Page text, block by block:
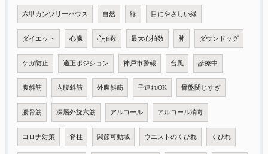
六甲カンツリーハウス 自然 緑 目にやさしい緑
ダイエット 心臓 心拍数 最大心拍数 肺 ダウンドッグ
ケガ防止 適正ポジション 神戸市警報 台風 診療中
腹斜筋 内腹斜筋 外腹斜筋 子連れOK 骨盤閉じすぎ
腸骨筋 深層外旋六筋 アルコール アルコール消毒
コロナ対策 脊柱 関節可動域 ウエストのくびれ くびれ